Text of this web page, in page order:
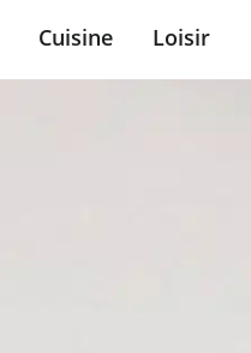
Cuisine Loisir